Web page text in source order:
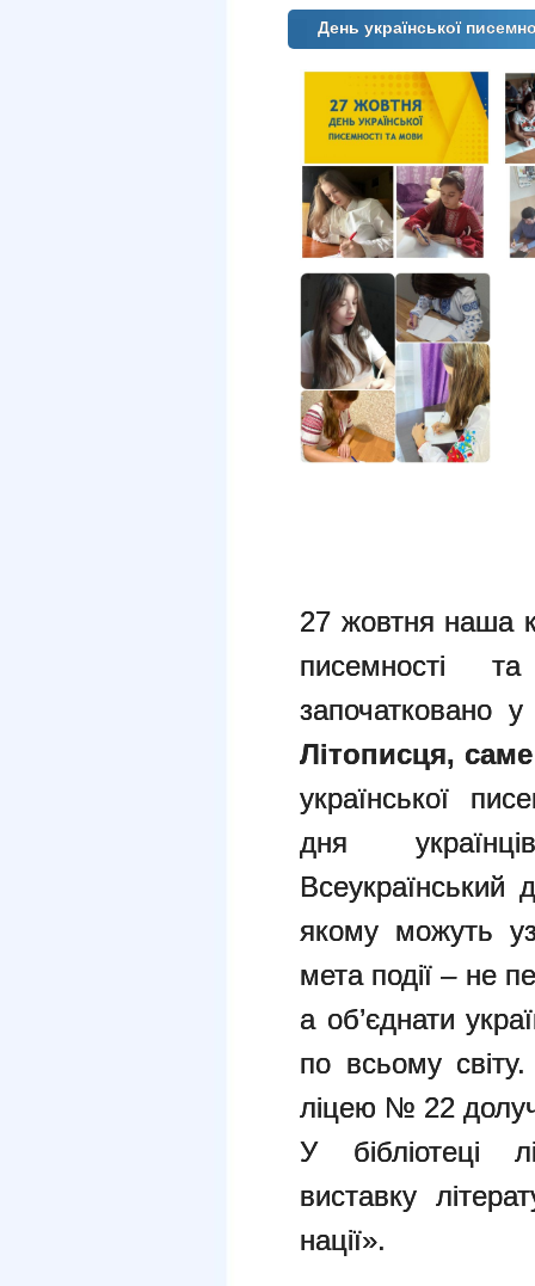
День української
27 жовтня наша
писемності
започатковано
Літописця,
української
дня
Всеукраїнський
якому можуть
мета події – не
а об’єднати
по всьому світу.
ліцею № 22
У бібліотеці
виставку
нації».